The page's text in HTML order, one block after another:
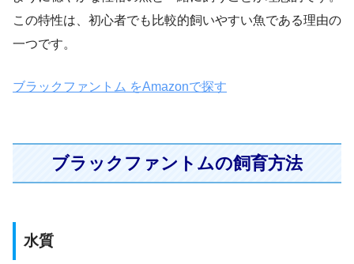
この特性は、初心者でも比較的飼いやすい魚である理由の
一つです。
ブラックファントム をAmazonで探す
ブラックファントムの飼育方法
水質